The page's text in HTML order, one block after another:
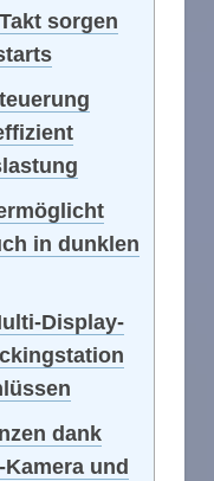
sorgen
in dunklen
Display-
dank
und